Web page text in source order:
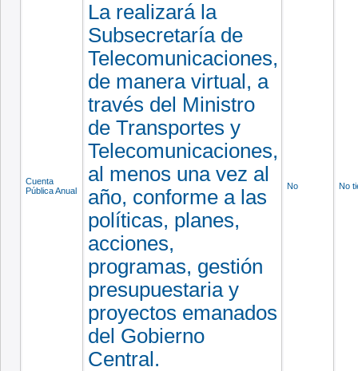
Cuenta
Pública Anual
La realizará la
Subsecretaría de
Telecomunicaciones,
de manera virtual, a
través del Ministro
de Transportes y
Telecomunicaciones,
al menos una vez al
año, conforme a las
políticas, planes,
acciones,
programas, gestión
presupuestaria y
proyectos emanados
del Gobierno
Central.
No No